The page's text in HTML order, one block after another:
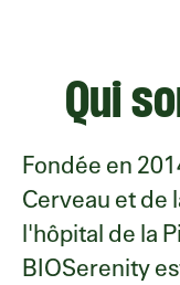
Qui
Fondée en
Cerveau et de
l'hôpital de la
BIOSerenity